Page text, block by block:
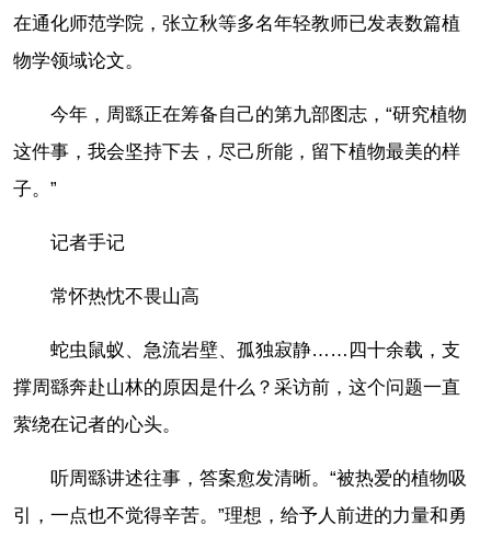
在通化师范学院，张立秋等多名年轻教师已发表数篇植
物学领域论文。
今年，周繇正在筹备自己的第九部图志，“研究植物
这件事，我会坚持下去，尽己所能，留下植物最美的样
子。”
记者手记
常怀热忱不畏山高
蛇虫鼠蚁、急流岩壁、孤独寂静……四十余载，支
撑周繇奔赴山林的原因是什么？采访前，这个问题一直
萦绕在记者的心头。
听周繇讲述往事，答案愈发清晰。“被热爱的植物吸
引，一点也不觉得辛苦。”理想，给予人前进的力量和勇